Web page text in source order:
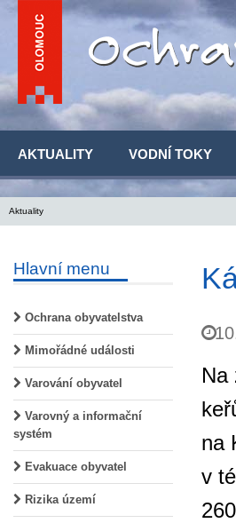
AKTUALITY VODNÍ TOKY
Aktuality
Hlavní menu
Ochrana obyvatelstva
Mimořádné události
Varování obyvatel
Varovný a informační
systém
Evakuace obyvatel
Rizika území
Na
na
v